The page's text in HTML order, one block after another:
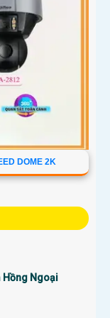
DOME 2K
Hồng Ngoại